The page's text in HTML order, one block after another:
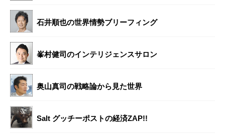
石井順也の世界情勢ブリーフィング
峯村健司のインテリジェンスサロン
奥山真司の戦略論から見た世界
Salt グッチーポストの経済ZAP!!